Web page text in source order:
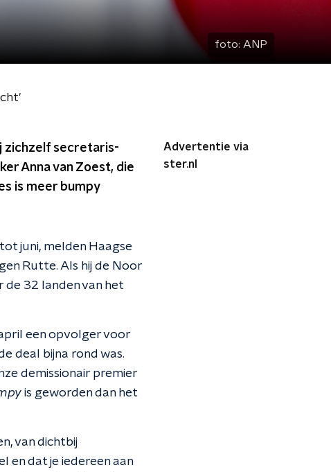
foto: ANP
zichzelf secretaris-
Anna van Zoest, die
is meer bumpy
juni, melden Haagse
Rutte. Als hij de Noor
32 landen van het
een opvolger voor
deal bijna rond was.
demissionair premier
is geworden dan het
van dichtbij
en dat je iedereen aan
Advertentie via
ster.nl